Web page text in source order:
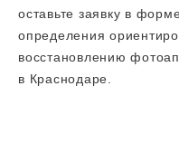
оставьте заявку в
определения
восстановлению
в Краснодаре.